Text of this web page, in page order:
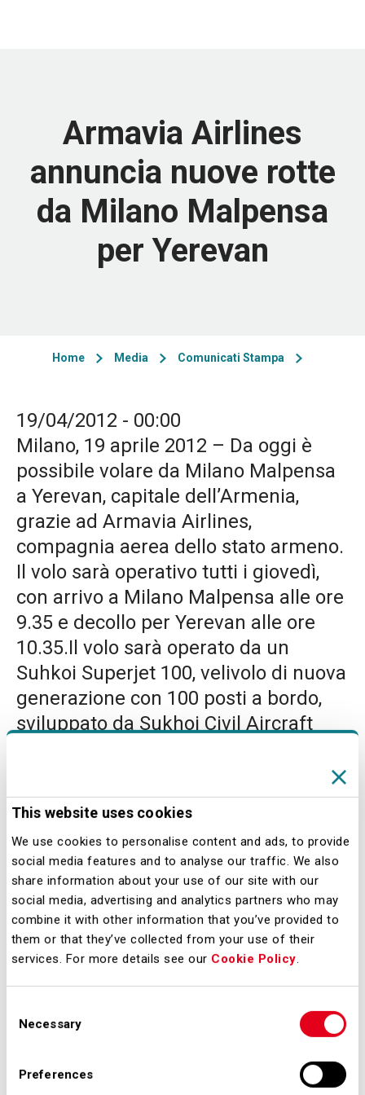
This website uses cookies
We use cookies to personalise content and ads, to provide
social media features and to analyse our traffic. We also
share information about your use of our site with our
social media, advertising and analytics partners who may
combine it with other information that you’ve provided to
them or that they’ve collected from your use of their
services. For more details see our Cookie Policy.
Selection
Necessary
Preferences
Armavia Airlines
annuncia nuove rotte
da Milano Malpensa
per Yerevan
Home Media Comunicati Stampa
19/04/2012 - 00:00
Milano, 19 aprile 2012 – Da oggi è
possibile volare da Milano Malpensa
a Yerevan, capitale dell’Armenia,
grazie ad Armavia Airlines,
compagnia aerea dello stato armeno.
Il volo sarà operativo tutti i giovedì,
con arrivo a Milano Malpensa alle ore
9.35 e decollo per Yerevan alle ore
10.35.Il volo sarà operato da un
Suhkoi Superjet 100, velivolo di nuova
generazione con 100 posti a bordo,
sviluppato da Sukhoi Civil Aircraft
gruppo Finmeccanica. Armavia è
stata la prima compagnia aerea al
mondo ad utilizzare questo
aeromobile.Grazie al network di
Armavia, in continua espansione, sarà
possibile raggiungere, con scalo a
Yerevan, diverse destinazioni in
Malpensa registra una nuova
nuovo vettore per l’aeroporto. Con